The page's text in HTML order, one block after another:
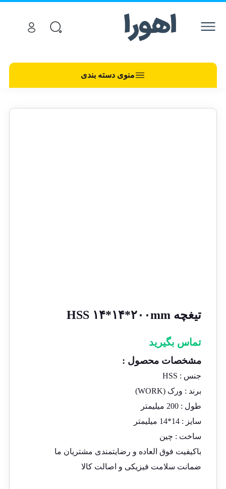
منوی دسته بندی
تیغچه HSS ۱۴*۱۴*۲۰۰mm
تماس بگیرید
مشخصات محصول :
جنس : HSS
برند : ورک (WORK)
طول : 200 میلیمتر
سایز : 14*14 میلیمتر
ساخت : چین
باکیفیت فوق العاده و رضایتمندی مشتریان ما
ضمانت سلامت فیزیکی و اصالت کالا